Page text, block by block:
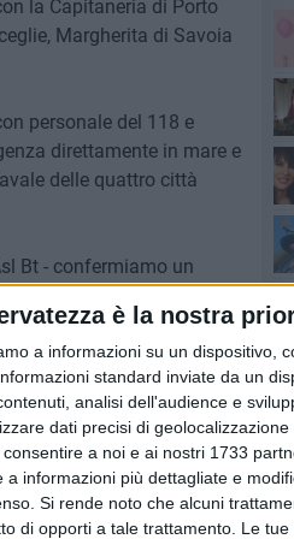
è la nostra
a informazioni su un dispositivo,
standard inviate da un
analisi dell'audience e
dati precisi di
a noi e ai nostri 1733
informazioni più dettagliate e
Si rende noto che alcuni
di opporti a tale trattamento. Le
la Capitaneria di Porto
Margherita di Savoia
personale del 118 e
direttamente in mare e
delle quattro città
Bt - confermiamo un
frequentano le nostre
rispetto allo scorso anno,
urgenza e nel
Asl Bt -operano con
immediato in mare. Se
con l'invio
a osservare sempre le